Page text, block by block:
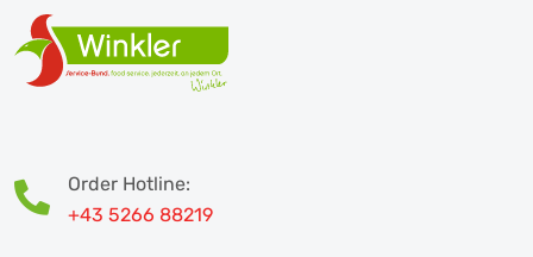
Order Hotline:
+43 5266 88219